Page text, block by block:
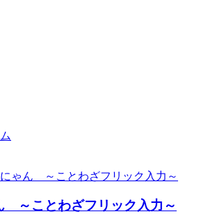
～ことわざフリック入力～